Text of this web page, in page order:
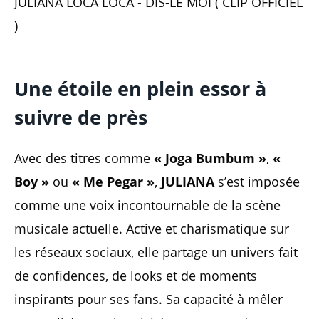
)
Une étoile en plein essor à
suivre de près
Avec des titres comme « Joga Bumbum », «
Boy » ou « Me Pegar », JULIANA s’est imposée
comme une voix incontournable de la scène
musicale actuelle. Active et charismatique sur
les réseaux sociaux, elle partage un univers fait
de confidences, de looks et de moments
inspirants pour ses fans. Sa capacité à mêler